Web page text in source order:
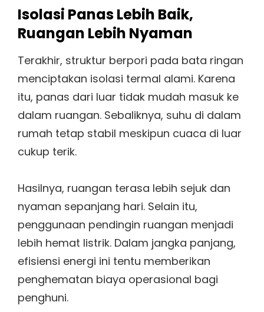
Isolasi Panas Lebih Baik,
Ruangan Lebih Nyaman
Terakhir, struktur berpori pada bata ringan
menciptakan isolasi termal alami. Karena
itu, panas dari luar tidak mudah masuk ke
dalam ruangan. Sebaliknya, suhu di dalam
rumah tetap stabil meskipun cuaca di luar
cukup terik.
Hasilnya, ruangan terasa lebih sejuk dan
nyaman sepanjang hari. Selain itu,
penggunaan pendingin ruangan menjadi
lebih hemat listrik. Dalam jangka panjang,
efisiensi energi ini tentu memberikan
penghematan biaya operasional bagi
penghuni.